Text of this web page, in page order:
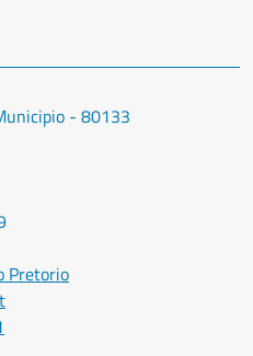
- 80133
Pretorio